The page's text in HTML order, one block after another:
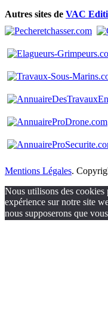
Autres sites de VAC
Mentions Légales.
Nous utilisons des
expérience sur notre site
nous supposerons que